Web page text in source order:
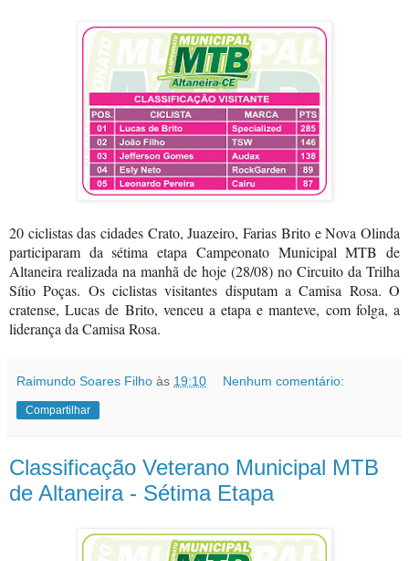
20 ciclistas das cidades Crato, Juazeiro, Farias Brito e Nova Olinda
participaram da sétima etapa Campeonato Municipal MTB de
Altaneira realizada na manhã de hoje (28/08) no Circuito da Trilha
Sítio Poças. Os ciclistas visitantes disputam a Camisa Rosa. O
cratense, Lucas de Brito, venceu a etapa e manteve, com folga, a
liderança da Camisa Rosa.
Raimundo Soares Filho às 19:10 Nenhum comentário:
Compartilhar
Classificação Veterano Municipal MTB
de Altaneira - Sétima Etapa